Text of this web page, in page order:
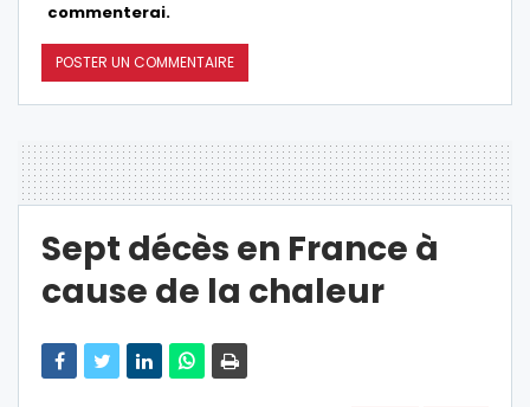
commenterai.
Sept décès en France à
cause de la chaleur